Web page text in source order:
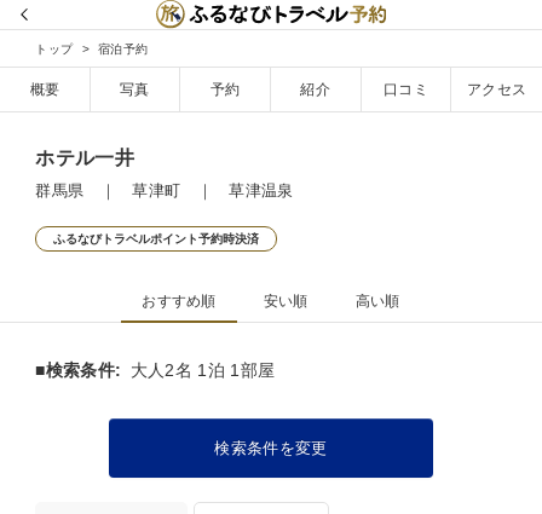
トップ 宿泊予約
概要 写真 予約 紹介 口コミ アクセス
ホテル一井
群馬県 ｜ 草津町 ｜ 草津温泉
ふるなびトラベルポイント予約時決済
おすすめ順 安い順 高い順
■検索条件: 大人2名 1泊 1部屋
検索条件を変更